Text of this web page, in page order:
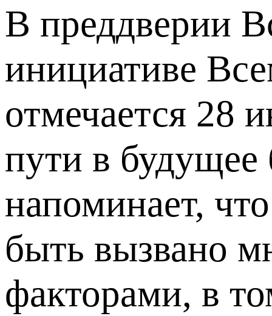
В преддверии
инициативе
отмечается 28
пути в будущее
напоминает,
быть вызвано
факторами, в